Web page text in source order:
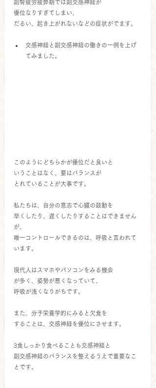
副腎疲労疲弊期では副交感神経が
優位なりすぎてしまい、
だるい、起き上がれないなどの症状がでます。
交感神経と副交感神経の働きの一例を上げ
てみました。
このようにどちらかが優位だと良いと
いうことはなく、要はバランスが
とれていることが大事です。
私たちは、自分の意志で心臓の鼓動を
早くしたり、遅くしたりすることはできません
が、
唯一コントロールできるのは、呼吸と言われて
います。
現代人はスマホやパソコンをみる機会
が多く、姿勢が悪くなっていて、
呼吸が浅くなりがちです。
また、分子栄養学的にみると欠食を
することは、交感神経を優位にさせます。
3食しっかり食べることも交感神経と
副交感神経のバランスを整えるうえで重要なこ
とです。